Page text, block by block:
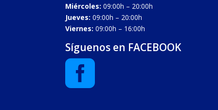
Miércoles: 09:00h – 20:00h
Jueves: 09:00h – 20:00h
Viernes: 09:00h – 16:00h
Síguenos en FACEBOOK
